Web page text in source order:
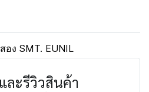
อง SMT. EUNIL
ละรีวิวสินค้า